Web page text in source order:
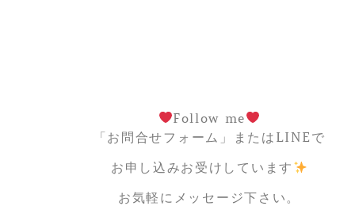
Follow me
「お問合せフォーム」またはLINEで
お申し込みお受けしています
お気軽にメッセージ下さい。